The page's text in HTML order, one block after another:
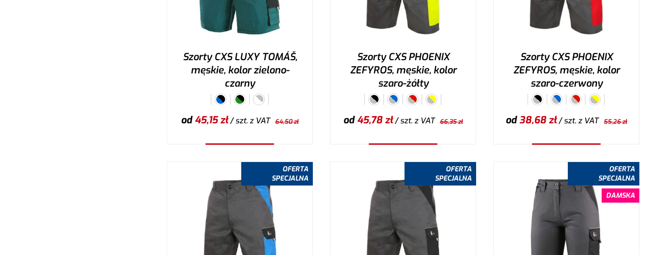
Szorty CXS LUXY TOMÁŠ,
męskie, kolor zielono-
czarny
od45,15zł/ szt.z VAT 64,50zł
Szorty CXS PHOENIX
ZEFYROS, męskie, kolor
szaro-żółty
od45,78zł/ szt.z VAT 66,35zł
Szorty CXS PHOENIX
ZEFYROS, męskie, kolor
szaro-czerwony
od38,68zł/ szt.z VAT 55,26zł
OFERTA
SPECJALNA
OFERTA
SPECJALNA
OFERTA
SPECJALNA
DAMSKA